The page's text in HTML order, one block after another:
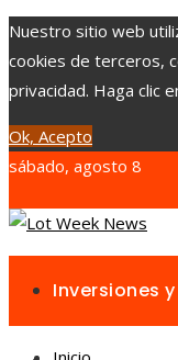
Nuestro sitio web
cookies de terceros,
privacidad. Haga clic
Ok, Acepto
sábado, agosto 8
Inversiones